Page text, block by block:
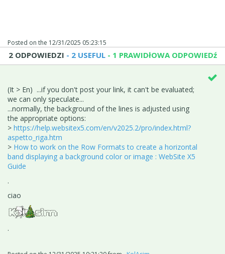
Posted on the 12/31/2025 05:23:15
2 ODPOWIEDZI - 2 USEFUL- 1 PRAWIDłOWA ODPOWIEDź
(It > En) ...if you don't post your link, it can't be evaluated;
we can only speculate...
...normally, the background of the lines is adjusted using
the appropriate options:
> https://help.websitex5.com/en/v2025.2/pro/index.html?
aspetto_riga.htm
> How to work on the Row Formats to create a horizontal
band displaying a background color or image : WebSite X5
Guide
.
ciao
.